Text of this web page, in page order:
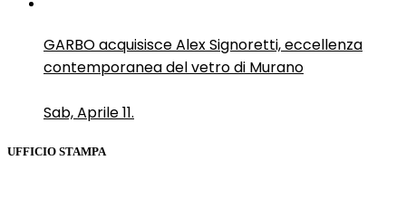
GARBO acquisisce Alex Signoretti, eccellenza
contemporanea del vetro di Murano
Sab, Aprile 11.
UFFICIO STAMPA